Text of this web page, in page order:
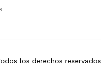
los derechos reservados